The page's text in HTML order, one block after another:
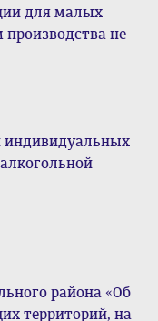
для малых
не
индивидуальных
района «Об
территорий, на